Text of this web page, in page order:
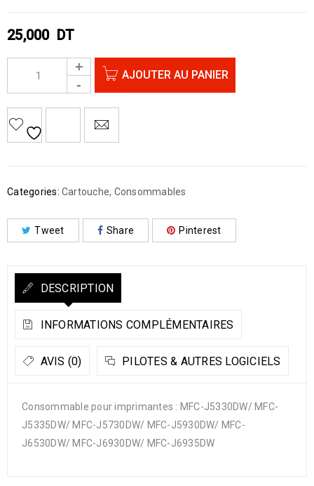
25,000 DT
AJOUTER AU PANIER
Categories: Cartouche, Consommables
Tweet Share Pinterest
DESCRIPTION
INFORMATIONS COMPLÉMENTAIRES
AVIS (0) PILOTES & AUTRES LOGICIELS
Consommable pour imprimantes : MFC-J5330DW/ MFC-
J5335DW/ MFC-J5730DW/ MFC-J5930DW/ MFC-
J6530DW/ MFC-J6930DW/ MFC-J6935DW